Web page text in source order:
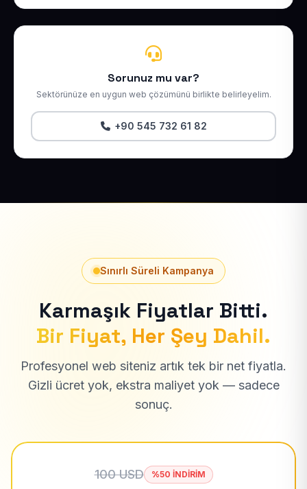
Sorunuz mu var?
Sektörünüze en uygun web çözümünü birlikte belirleyelim.
+90 545 732 61 82
Sınırlı Süreli Kampanya
Karmaşık Fiyatlar Bitti.
Bir Fiyat, Her Şey Dahil.
Profesyonel web siteniz artık tek bir net fiyatla.
Gizli ücret yok, ekstra maliyet yok — sadece
sonuç.
100 USD %50 İNDİRİM